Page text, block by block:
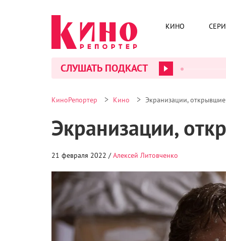
КИНО
СЛУШАТЬ ПОДКАСТ
КиноРепортер > Кино > Экранизации,
Экранизации,
21 февраля 2022 /Алексей Литовченко